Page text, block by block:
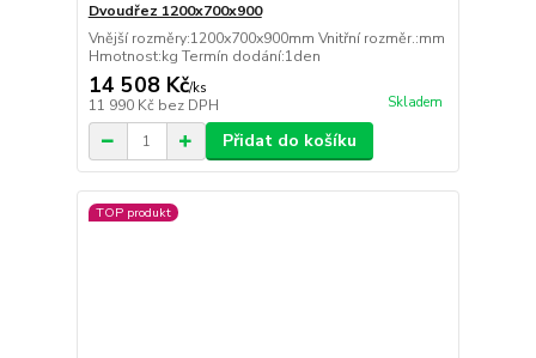
Dvoudřez 1200x700x900
Vnější rozměry:1200x700x900mm Vnitřní rozměr.:mm
Hmotnost:kg Termín dodání:1den
14 508 Kč/ks
11 990 Kč bez DPH Skladem
Přidat do košíku
TOP produkt